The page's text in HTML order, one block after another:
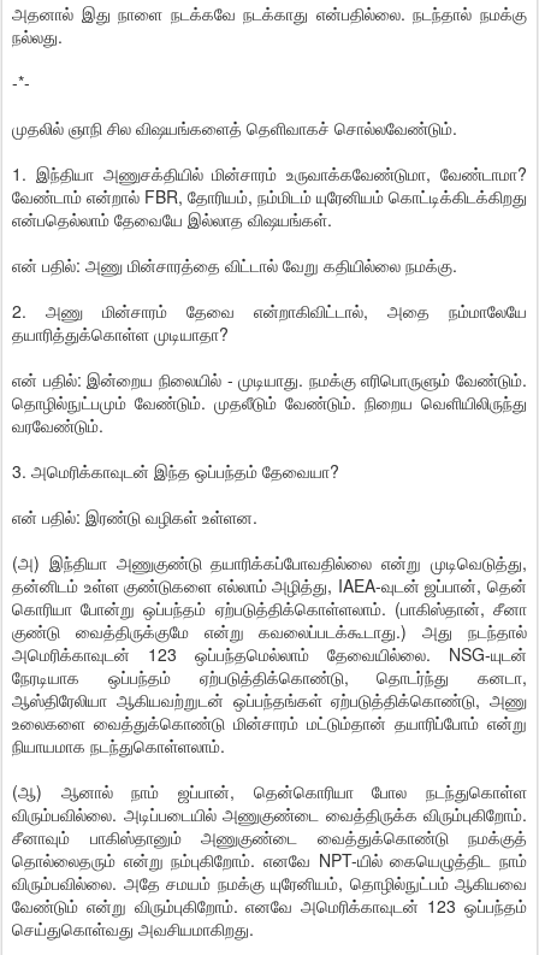
அதனால் இது நாளை நடக்கவே நடக்காது என்பதில்லை. நடந்தால் நமக்கு
நல்லது.
-*-
முதலில் ஞாநி சில விஷயங்களைத் தெளிவாகச் சொல்லவேண்டும்.
1. இந்தியா அணுசக்தியில் மின்சாரம் உருவாக்கவேண்டுமா, வேண்டாமா?
வேண்டாம் என்றால் FBR, தோரியம், நம்மிடம் யுரேனியம் கொட்டிக்கிடக்கிறது
என்பதெல்லாம் தேவையே இல்லாத விஷயங்கள்.
என் பதில்: அணு மின்சாரத்தை விட்டால் வேறு கதியில்லை நமக்கு.
2. அணு மின்சாரம் தேவை என்றாகிவிட்டால், அதை நம்மாலேயே
தயாரித்துக்கொள்ள முடியாதா?
என் பதில்: இன்றைய நிலையில் - முடியாது. நமக்கு எரிபொருளும் வேண்டும்.
தொழில்நுட்பமும் வேண்டும். முதலீடும் வேண்டும். நிறைய வெளியிலிருந்து
வரவேண்டும்.
3. அமெரிக்காவுடன் இந்த ஒப்பந்தம் தேவையா?
என் பதில்: இரண்டு வழிகள் உள்ளன.
(அ) இந்தியா அணுகுண்டு தயாரிக்கப்போவதில்லை என்று முடிவெடுத்து,
தன்னிடம் உள்ள குண்டுகளை எல்லாம் அழித்து, IAEA-வுடன் ஜப்பான், தென்
கொரியா போன்று ஒப்பந்தம் ஏற்படுத்திக்கொள்ளலாம். (பாகிஸ்தான், சீனா
குண்டு வைத்திருக்குமே என்று கவலைப்படக்கூடாது.) அது நடந்தால்
அமெரிக்காவுடன் 123 ஒப்பந்தமெல்லாம் தேவையில்லை. NSG-யுடன்
நேரடியாக ஒப்பந்தம் ஏற்படுத்திக்கொண்டு, தொடர்ந்து கனடா,
ஆஸ்திரேலியா ஆகியவற்றுடன் ஒப்பந்தங்கள் ஏற்படுத்திக்கொண்டு, அணு
உலைகளை வைத்துக்கொண்டு மின்சாரம் மட்டும்தான் தயாரிப்போம் என்று
நியாயமாக நடந்துகொள்ளலாம்.
(ஆ) ஆனால் நாம் ஜப்பான், தென்கொரியா போல நடந்துகொள்ள
விரும்பவில்லை. அடிப்படையில் அணுகுண்டை வைத்திருக்க விரும்புகிறோம்.
சீனாவும் பாகிஸ்தானும் அணுகுண்டை வைத்துக்கொண்டு நமக்குத்
தொல்லைதரும் என்று நம்புகிறோம். எனவே NPT-யில் கையெழுத்திட நாம்
விரும்பவில்லை. அதே சமயம் நமக்கு யுரேனியம், தொழில்நுட்பம் ஆகியவை
வேண்டும் என்று விரும்புகிறோம். எனவே அமெரிக்காவுடன் 123 ஒப்பந்தம்
செய்துகொள்வது அவசியமாகிறது.